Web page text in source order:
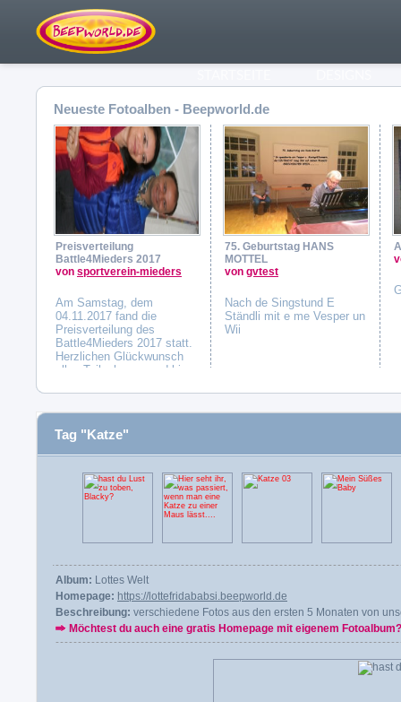
Neueste Fotoalben - Beepworld.de
Preisverteilung
Battle4Mieders 2017
von sportverein-mieders
Am Samstag, dem
04.11.2017 fand die
Preisverteilung des
Battle4Mieders 2017 statt.
Herzlichen Glückwunsch
allen Teilnehmern und bis
75. Geburtstag HANS
MOTTEL
von gvtest
Nach de Singstund E
Ständli mit e me Vesper un
Wii
Tag "Katze"
Album: Lottes Welt
Homepage: https://lottefridababsi.beepworld.de
Beschreibung: verschiedene Fotos aus den ersten 5 Monaten von
Möchtest du auch eine gratis Homepage mit eigenem